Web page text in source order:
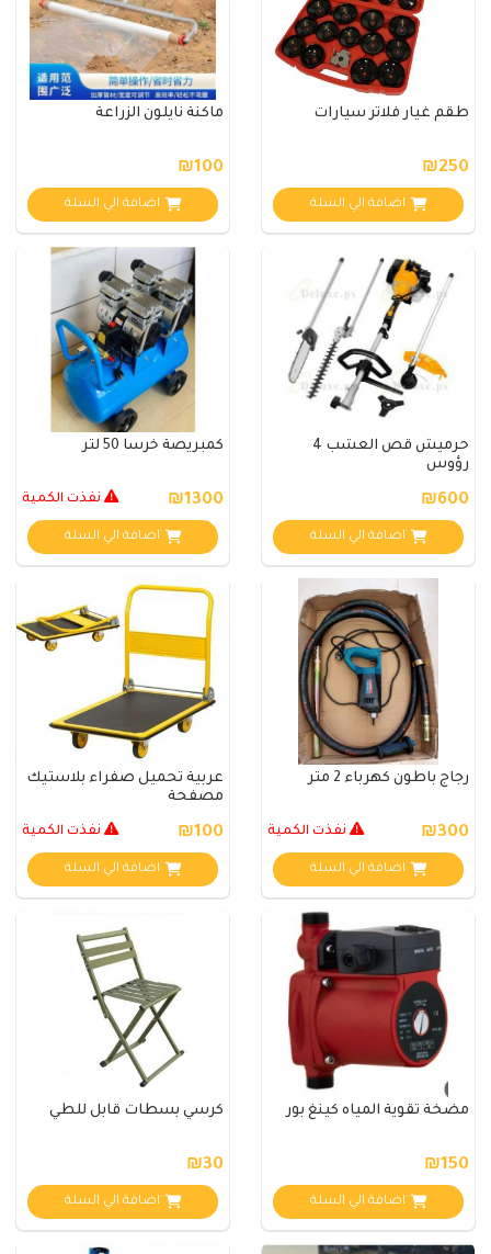
طقم غيار فلاتر سيارات
₪250
اضافة الي السلة
ماكنة نايلون الزراعة
₪100
اضافة الي السلة
حرميش قص العشب 4
رؤوس
₪600
اضافة الي السلة
كمبريصة خرسا 50 لتر
₪1300 نفذت الكمية
اضافة الي السلة
رجاج باطون كهرباء 2 متر
₪300 نفذت الكمية
اضافة الي السلة
عربية تحميل صفراء بلاستيك
مصفحة
₪100 نفذت الكمية
اضافة الي السلة
مضخة تقوية المياه كينغ بور
₪150
اضافة الي السلة
كرسي بسطات قابل للطي
₪30
اضافة الي السلة